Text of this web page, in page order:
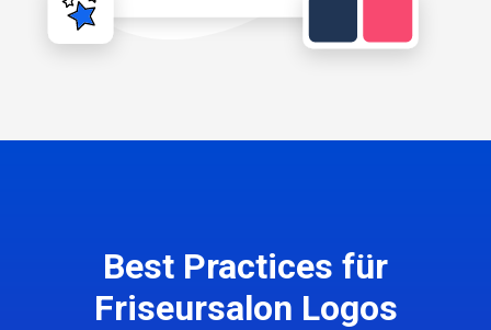
Best Practices für
Friseursalon Logos